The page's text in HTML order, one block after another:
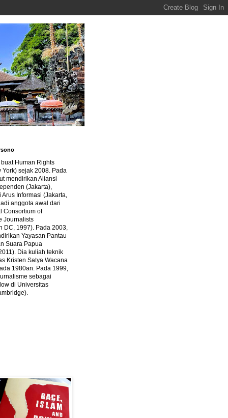
Human Rights
York) sejak 2008. Pada
mendirikan Aliansi
(Jakarta),
Arus Informasi (Jakarta,
anggota awal dari
Consortium of
Journalists
DC, 1997). Pada 2003,
Yayasan Pantau
Suara Papua
Dia kuliah teknik
Kristen Satya Wacana
1980an. Pada 1999,
sebagai
di Universitas